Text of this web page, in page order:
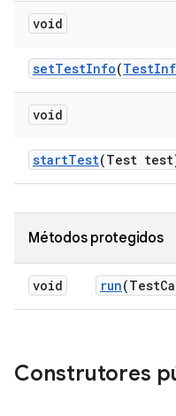
void
setTestInfo(Test
void
startTest(Test
Métodos protegidos
void run(Test
Construtores